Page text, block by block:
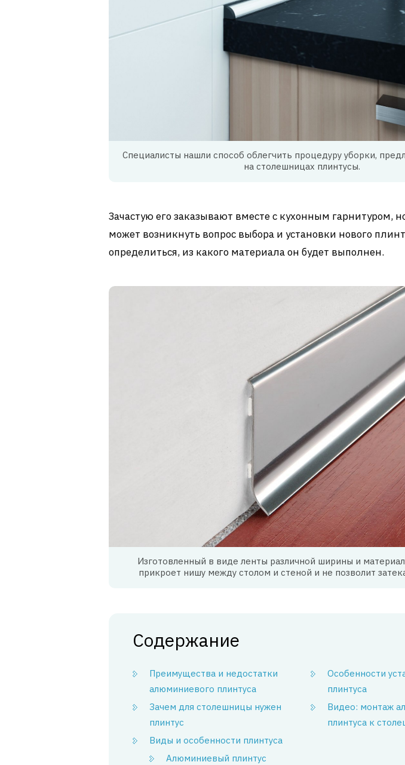
Специалисты нашли способ облегчить процедуру уборки,
на столешницах плинтусы.
Зачастую его заказывают вместе с кухонным гарнитуром,
может возникнуть вопрос выбора и установки нового
определиться, из какого материала он будет выполнен.
Изготовленный в виде ленты различной ширины и
прикроет нишу между столом и стеной и не позволит
Содержание
Преимущества и недостатки
алюминиевого плинтуса
Зачем для столешницы нужен
плинтус
Виды и особенности плинтуса
Алюминиевый плинтус
Особенности
плинтуса
Видео: монтаж
плинтуса к